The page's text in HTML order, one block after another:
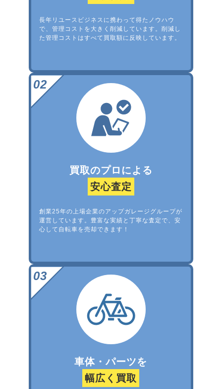
長年リユースビジネスに携わって得たノウハウ
で、管理コストを大きく削減しています。削減し
た管理コストはすべて買取額に反映しています。
買取のプロによる
安心査定
創業25年の上場企業のアップガレージグループが
運営しています。豊富な実績と丁寧な査定で、安
心して自転車を売却できます！
車体・パーツを
幅広く買取